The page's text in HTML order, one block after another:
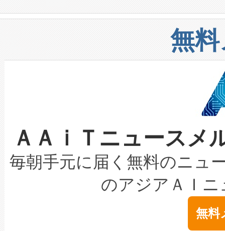
構造化トレーニングカリキュ
上げおよび商用化段階におけ
設備整備および立ち上げ調整
加組織は、Enzeneのバイオ
選定された製品について、自
取得できる可能性もあります
設には、3億～4億ドルかか
最高経営責任者（CEO）であ
す。「当社のfully-connected
ームを利用すれば、6,000万
きます。この効率性は、フェ
安全性を追跡し、確保する事
増加しているデータセンター
る電力網に大きな負担をかけ
事業者の負担軽減という課題
系統連系を迅速にし、ピーク
限を超えて利用可能な電力容
持できるよう貢献します。こ
ービスレベル契約（SLA）違
テリー性能の劣化によるダウ
念は、現在データセンターが
ます。 Voltaiq provides a
や穀物倉庫におけるバルク材
リューション「Avia 2」を発
したAvia 2は、1,000メート
狭視野のFOVを切り替えるこ
ケーブル、枝などの細かな対
なレーザースポットにより、
な環境下でも豊かなディテー
キロメートル範囲を検出
LiDAR for Inspections,
は1535 nmレーザーを搭載。
イズの小径化を実現すること
無
ＡＡｉＴニュース
毎朝手元に届く無料のニュ
のアジアＡＩ
無料